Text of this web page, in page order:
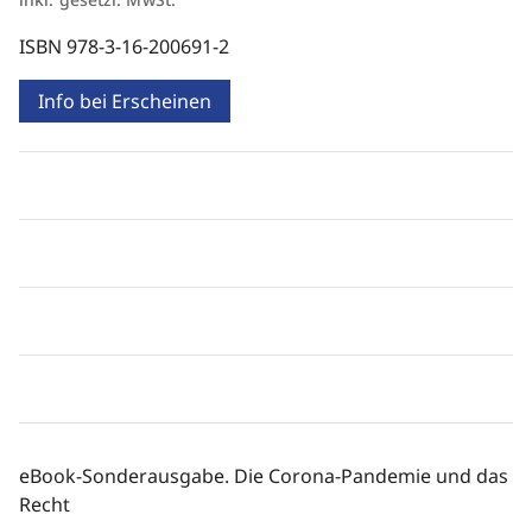
ISBN 978-3-16-200691-2
Info bei Erscheinen
eBook-Sonderausgabe. Die Corona-Pandemie und das
Recht